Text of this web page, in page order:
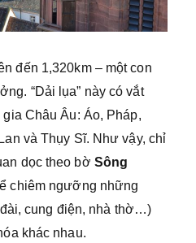
đến 1,320km – một con
“Dải lụa” này có vắt
Châu Âu: Áo, Pháp,
và Thụy Sĩ. Như vậy, chỉ
dọc theo bờ Sông
chiêm ngưỡng những
cung điện, nhà thờ…)
khác nhau.